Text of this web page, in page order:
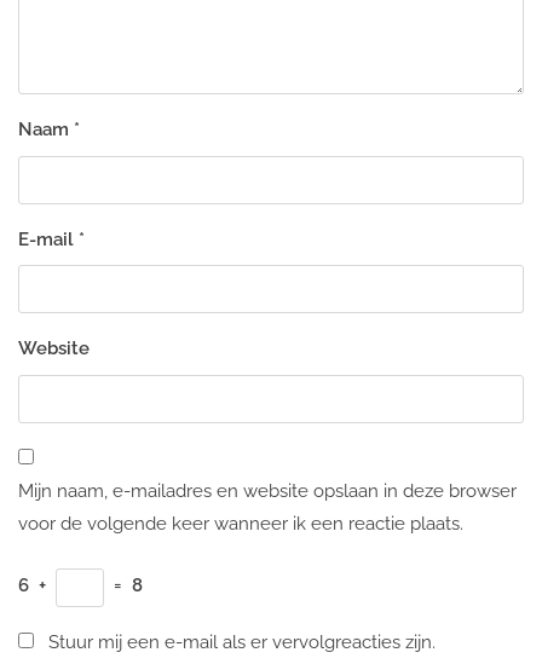
Naam *
E-mail *
Website
Mijn naam, e-mailadres en website opslaan in deze browser
voor de volgende keer wanneer ik een reactie plaats.
6 + = 8
Stuur mij een e-mail als er vervolgreacties zijn.